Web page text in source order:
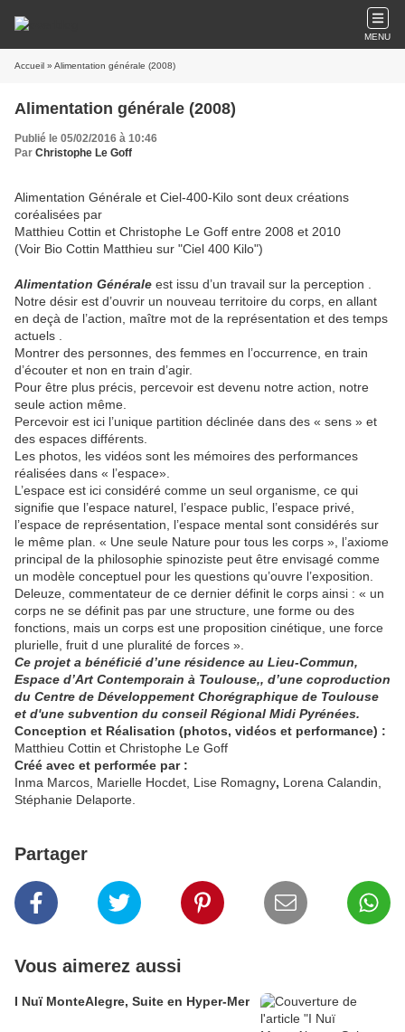
MENU
Accueil » Alimentation générale (2008)
Alimentation générale (2008)
Publié le 05/02/2016 à 10:46
Par Christophe Le Goff
Alimentation Générale et Ciel-400-Kilo sont deux créations
coréalisées par
Matthieu Cottin et Christophe Le Goff entre 2008 et 2010
(Voir Bio Cottin Matthieu sur "Ciel 400 Kilo")
Alimentation Générale est issu d’un travail sur la perception .
Notre désir est d’ouvrir un nouveau territoire du corps, en allant
en deçà de l’action, maître mot de la représentation et des temps
actuels .
Montrer des personnes, des femmes en l’occurrence, en train
d’écouter et non en train d’agir.
Pour être plus précis, percevoir est devenu notre action, notre
seule action même.
Percevoir est ici l’unique partition déclinée dans des « sens » et
des espaces différents.
Les photos, les vidéos sont les mémoires des performances
réalisées dans « l’espace».
L’espace est ici considéré comme un seul organisme, ce qui
signifie que l’espace naturel, l’espace public, l’espace privé,
l’espace de représentation, l’espace mental sont considérés sur
le même plan. « Une seule Nature pour tous les corps », l’axiome
principal de la philosophie spinoziste peut être envisagé comme
un modèle conceptuel pour les questions qu’ouvre l’exposition.
Deleuze, commentateur de ce dernier définit le corps ainsi : « un
corps ne se définit pas par une structure, une forme ou des
fonctions, mais un corps est une proposition cinétique, une force
plurielle, fruit d une pluralité de forces ».
Ce projet a bénéficié d’une résidence au Lieu-Commun,
Espace d’Art Contemporain à Toulouse,, d’une coproduction
du Centre de Développement Chorégraphique de Toulouse
et d'une subvention du conseil Régional Midi Pyrénées.
Conception et Réalisation (photos, vidéos et performance) :
Matthieu Cottin et Christophe Le Goff
Créé avec et performée par :
Inma Marcos, Marielle Hocdet, Lise Romagny, Lorena Calandin,
Stéphanie Delaporte.
Partager
Vous aimerez aussi
I Nuï MonteAlegre, Suite en Hyper-Mer